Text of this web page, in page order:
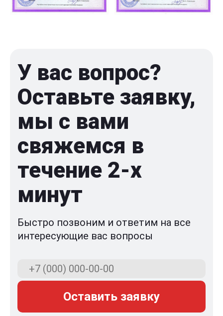
У вас вопрос?
Оставьте заявку,
мы с вами
свяжемся в
течение 2-x
минут
Быстро позвоним и ответим на все
интересующие вас вопросы
Оставить заявку